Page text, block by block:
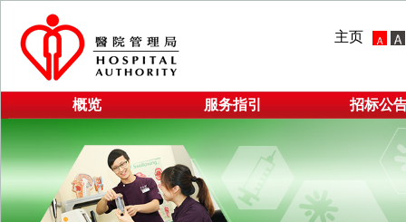
主页
概览 服务指引 招标公